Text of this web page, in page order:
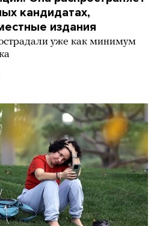
кандидатах,
издания
уже как минимум